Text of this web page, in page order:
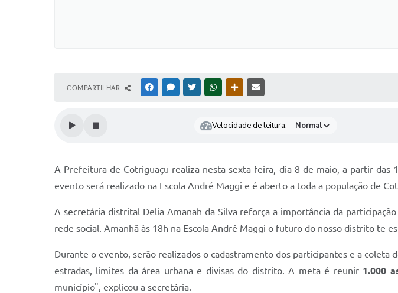
COMPARTILHAR FACEBOOKMESSENGER
TWITTERWHATSAPPOUTRAS MÍDIAS
Velocidade de leitura:
A Prefeitura de Cotriguaçu realiza nesta sexta-feira, dia 8 de maio, a partir
evento será realizado na Escola André Maggi e é aberto a toda a população de
A secretária distrital Delia Amanah da Silva reforça a importância da
rede social. Amanhã às 18h na Escola André Maggi o futuro do nosso distrito te
Durante o evento, serão realizados o cadastramento dos participantes e a
estradas, limites da área urbana e divisas do distrito. A meta é reunir 1.000
município", explicou a secretária.